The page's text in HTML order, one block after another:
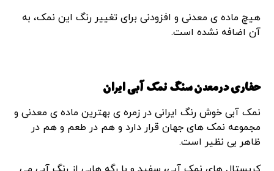
هیچ ماده ی معدنی و افزودنی برای تغییر رنگ این نمک، به
آن اضافه نشده است.
حفاری درمعدن سنگ نمک آبی ایران
نمک آبی خوش رنگ ایرانی در زمره ی بهترین ماده ی معدنی و
مجموعه نمک های جهان قرار دارد و هم در طعم و هم در
ظاهر بی نظیر است.